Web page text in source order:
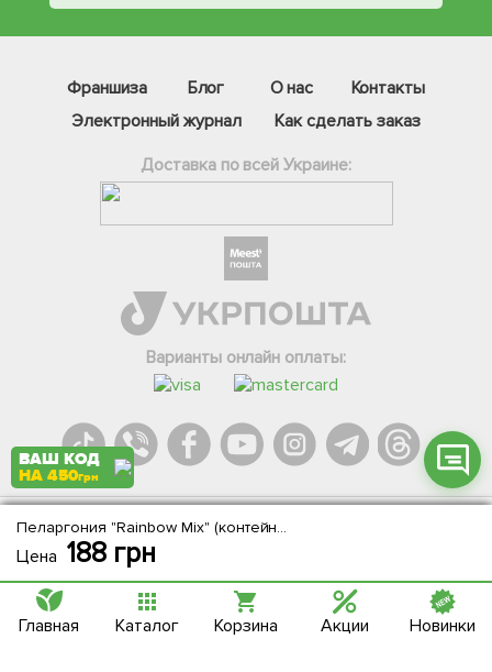
Пеларгония "Rainbow Mix" (контейнер № 10, высота 10-20 см)
Цена 188грн
Франшиза Блог О нас
Контакты
Электронный журнал
Как сделать заказ
Доставка по всей Украине:
Варианты онлайн оплаты:
Agromarket.Copyright © 2013-2026. Все права защищены
Інстаграм
Онлайн чат
ВАШ КОД
НА 450грн
Главная Каталог Корзина Акции Новинки